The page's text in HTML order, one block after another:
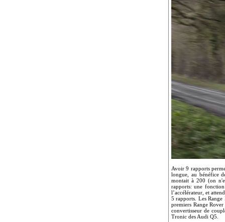
Avoir 9 rapports
longue, au bénéfice
montait à 200 (on
rapports: une
l’accélérateur, et
5 rapports. Les
premiers Range
convertisseur de
Tronic des Audi Q5.